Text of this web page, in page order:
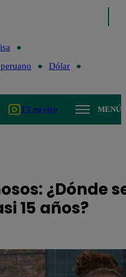
Dólar
TV en vivo MENÚ
¿Dónde
15 años?